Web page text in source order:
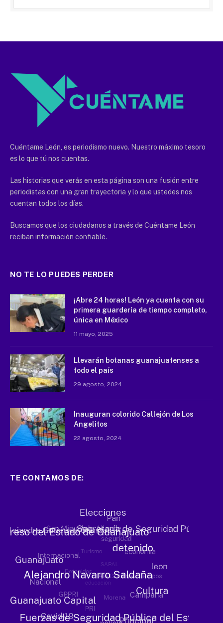
Cuéntame León, es periodismo nuevo. Nuestro máximo tesoro
es lo que tú nos cuentas.
Las historias que verás en esta página son una fusión entre
periodistas con una gran trayectoria y lo que ustedes nos
cuentan todos los días.
Buscamos que los ciudadanos a través de Cuéntame León
reciban información confiable.
NO TE LO PUEDES PERDER
¡Abre 24 horas! León ya cuenta con su
primera guardería de tiempo completo,
única en México
11 mayo, 2025
Llevarán botanas guanajuatenses a
todo el país
29 agosto, 2024
Inauguran colorido Callejón de Los
Angelitos
22 agosto, 2024
TE CONTAMOS DE: